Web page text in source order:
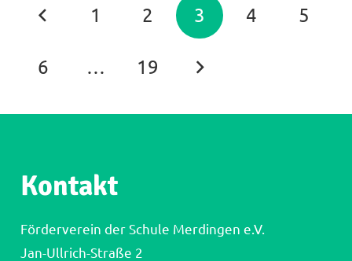
1 2 3 4 5
6 … 19
Kontakt
Förderverein der Schule Merdingen e.V.
Jan-Ullrich-Straße 2